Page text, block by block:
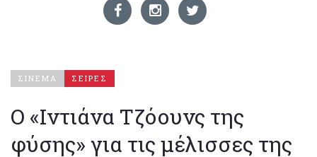
ΣΙΝΕΜΑ ΣΕΙΡΕΣ
O «Ιντιάνα Τζόουνς της
φύσης» για τις μέλισσες της